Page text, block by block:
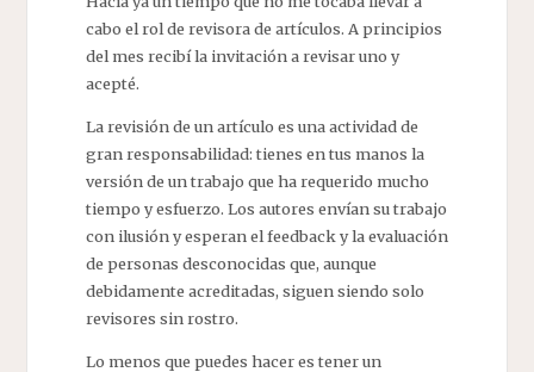
cabo el rol de revisora de artículos. A principios
del mes recibí la invitación a revisar uno y
acepté.
La revisión de un artículo es una actividad de
gran responsabilidad: tienes en tus manos la
versión de un trabajo que ha requerido mucho
tiempo y esfuerzo. Los autores envían su trabajo
con ilusión y esperan el feedback y la evaluación
de personas desconocidas que, aunque
debidamente acreditadas, siguen siendo solo
revisores sin rostro.
Lo menos que puedes hacer es tener un